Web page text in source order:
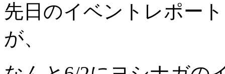
先日のイベントレポー
が、